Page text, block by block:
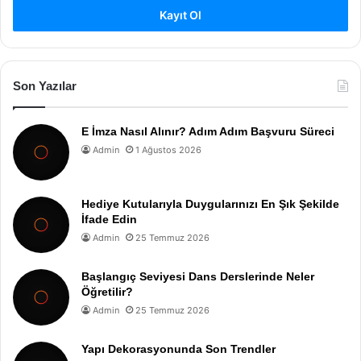
Kayıt Ol
Son Yazılar
E İmza Nasıl Alınır? Adım Adım Başvuru Süreci
Admin 1 Ağustos 2026
Hediye Kutularıyla Duygularınızı En Şık Şekilde
İfade Edin
Admin 25 Temmuz 2026
Başlangıç Seviyesi Dans Derslerinde Neler
Öğretilir?
Admin 25 Temmuz 2026
Yapı Dekorasyonunda Son Trendler